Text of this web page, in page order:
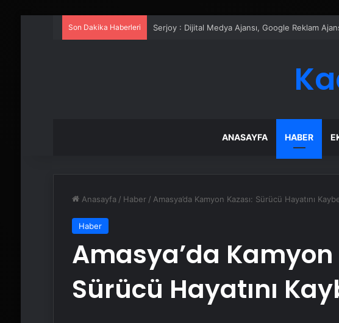
Son Dakika Haberleri UETDS Nedir ? Uetds.com İle Akıllı Dijital
ANASAYFA HABER
Anasayfa / Haber / Amasya’da Kamyon Kazası: Sürücü Hayatını
Haber
Amasya’da Kamyon
Sürücü Hayatını